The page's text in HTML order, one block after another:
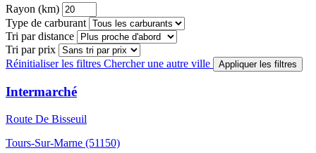
Rayon (km)
Type de carburant
Tri par distance
Tri par prix
Réinitialiser les filtres Chercher une autre ville Appliquer les filtres
Intermarché
Route De Bisseuil
Tours-Sur-Marne (51150)